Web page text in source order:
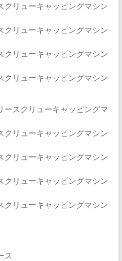
クリューキャッピングマシン
クリューキャッピングマシン
クリューキャッピングマシン
クリューキャッピングマシン
ースクリューキャッピングマ
クリューキャッピングマシン
クリューキャッピングマシン
クリューキャッピングマシン
クリューキャッピングマシン
ス